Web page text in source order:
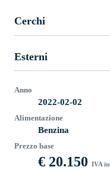
Cerchi
Esterni
Anno
2022-02-02
Alimentazione
Benzina
Prezzo base
€ 20.150 IVA